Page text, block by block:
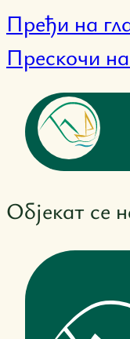
Пређи на
Прескочи
Објекат се